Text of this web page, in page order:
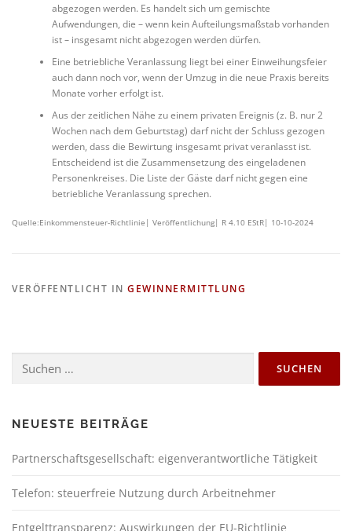
abgezogen werden. Es handelt sich um gemischte
Aufwendungen, die – wenn kein Aufteilungsmaßstab vorhanden
ist – insgesamt nicht abgezogen werden dürfen.
Eine betriebliche Veranlassung liegt bei einer Einweihungsfeier
auch dann noch vor, wenn der Umzug in die neue Praxis bereits
Monate vorher erfolgt ist.
Aus der zeitlichen Nähe zu einem privaten Ereignis (z. B. nur 2
Wochen nach dem Geburtstag) darf nicht der Schluss gezogen
werden, dass die Bewirtung insgesamt privat veranlasst ist.
Entscheidend ist die Zusammensetzung des eingeladenen
Personenkreises. Die Liste der Gäste darf nicht gegen eine
betriebliche Veranlassung sprechen.
Quelle:Einkommensteuer-Richtlinie| Veröffentlichung| R 4.10 EStR| 10-10-2024
VERÖFFENTLICHT IN GEWINNERMITTLUNG
NEUESTE BEITRÄGE
Partnerschaftsgesellschaft: eigenverantwortliche Tätigkeit
Telefon: steuerfreie Nutzung durch Arbeitnehmer
Entgelttransparenz: Auswirkungen der EU-Richtlinie